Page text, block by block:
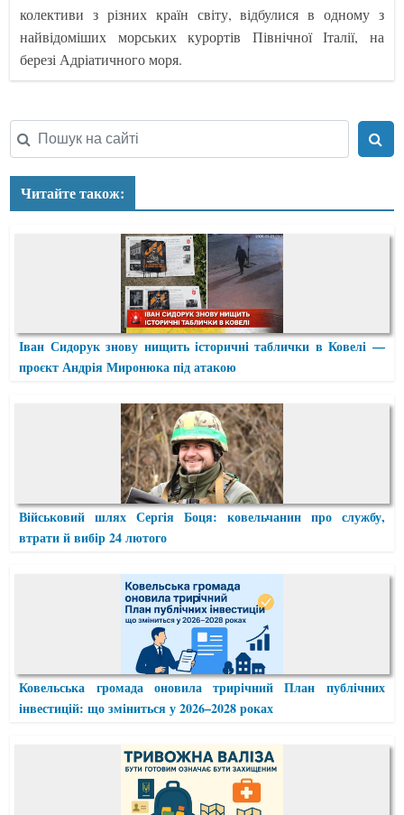
колективи з різних країн світу, відбулися в одному з
найвідоміших морських курортів Північної Італії, на
березі Адріатичного моря.
Читайте також:
Іван Сидорук знову нищить історичні таблички в Ковелі —
проєкт Андрія Миронюка під атакою
Військовий шлях Сергія Боця: ковельчанин про службу,
втрати й вибір 24 лютого
Ковельська громада оновила трирічний План публічних
інвестицій: що зміниться у 2026–2028 роках